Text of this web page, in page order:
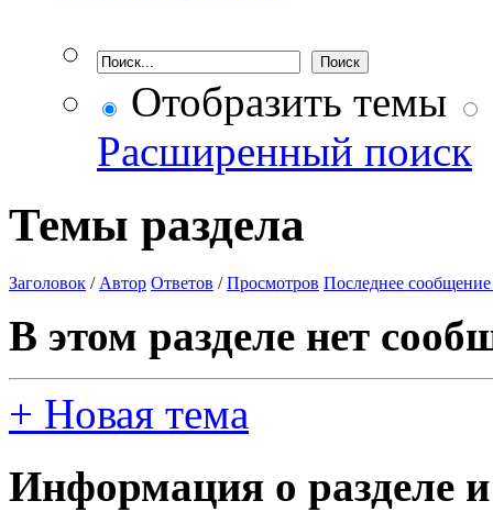
Отобразить темы
Расширенный поиск
Темы раздела
Заголовок / Автор Ответов /Просмотров Последнее сообщение
В этом разделе нет
+ Новая тема
Информация о разделе